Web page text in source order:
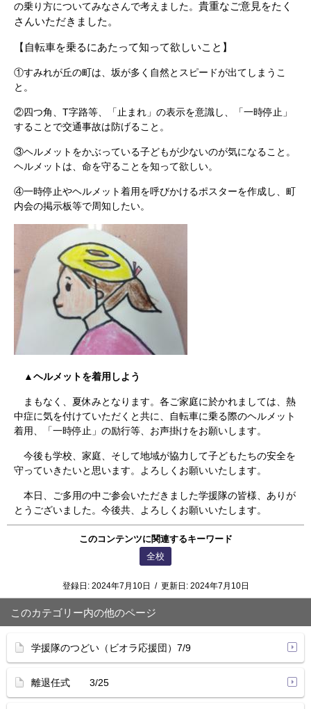
の乗り方についてみなさんで考えました。 貴重なご意見をたく
さんいただきました。
【自転車を乗るにあたって知って欲しいこと】
①すみれが丘の町は、坂が多く自然とスピードが出てしまうこ
と。
②四つ角、T字路等、「止まれ」の表示を意識し、「一時停止」
することで交通事故は防げること。
③ヘルメットをかぶっている子どもが少ないのが気になること。
ヘルメットは、命を守ることを知って欲しい。
④一時停止やヘルメット着用を呼びかけるポスターを作成し、町
内会の掲示板等で周知したい。
▲ヘルメットを着用しよう
まもなく、夏休みとなります。各ご家庭に於かれましては、熱
中症に気を付けていただくと共に、自転車に乗る際のヘルメット
着用、「一時停止」の励行等、お声掛けをお願いします。
今後も学校、家庭、そして地域が協力して子どもたちの安全を
守っていきたいと思います。よろしくお願いいたします。
本日、ご多用の中ご参会いただきました学援隊の皆様、ありが
とうございました。今後共、よろしくお願いいたします。
このコンテンツに関連するキーワード
全校
登録日: 2024年7月10日 / 更新日: 2024年7月10日
このカテゴリー内の他のページ
学援隊のつどい（ビオラ応援団）7/9
離退任式 3/25